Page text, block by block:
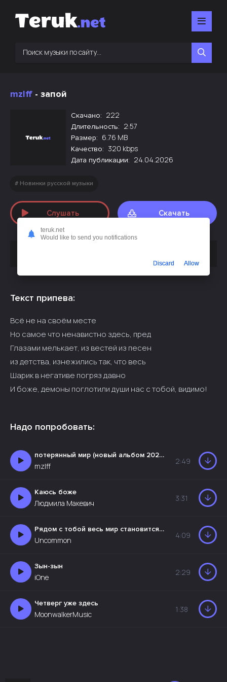
mzlff - запой
Скачано: 222
Длительность: 2:57
Размер: 6.76 MB
Качество: 320 kbps
Дата публикации: 24.04.2026
Новинки русской музыки
Слушать Скачать
Текст припева:
Всё не на своём месте
Но самое что ненавистно здесь, пред
Глазами мелькает, из вестей из песен
из детства, изнежились так, что весь
Шарик в негативе погряз давно
И боже, демоны поглотили души нас с тобой, видимо!
Надо попробовать:
потерянный мир (новый альбом 2026)
mzlff
2:49
Каюсь боже
Людмила Макевич
3:31
Рядом с тобой весь мир становится тише
Uncommon
4:09
Зын-зын
iOne
2:29
Четверг уже здесь
MoonwalkerMusic
1:38
teruk.net
Would like to send you notifications
Discard Allow